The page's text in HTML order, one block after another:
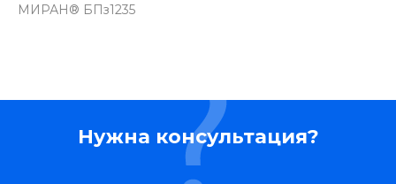
МИРАН® БПз1235
Нужна консультация?